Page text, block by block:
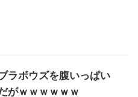
ラボウズを腹いっぱい
がｗｗｗｗｗｗ